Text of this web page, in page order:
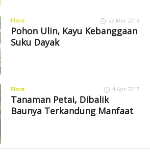
Flora 23 Mar 2018
Pohon Ulin, Kayu Kebanggaan
Suku Dayak
Flora 4 Apr 2017
Tanaman Petai, Dibalik
Baunya Terkandung Manfaat